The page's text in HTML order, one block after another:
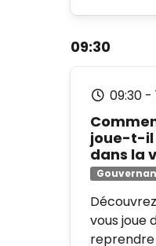
le flux des
aborder le
un esprit
disponible.
09:30
09:30 -
joue-t-il
dans la
vous joue